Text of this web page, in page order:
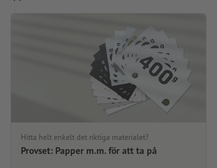
Hitta helt enkelt det riktiga materialet?
Provset: Papper m.m. för att ta på